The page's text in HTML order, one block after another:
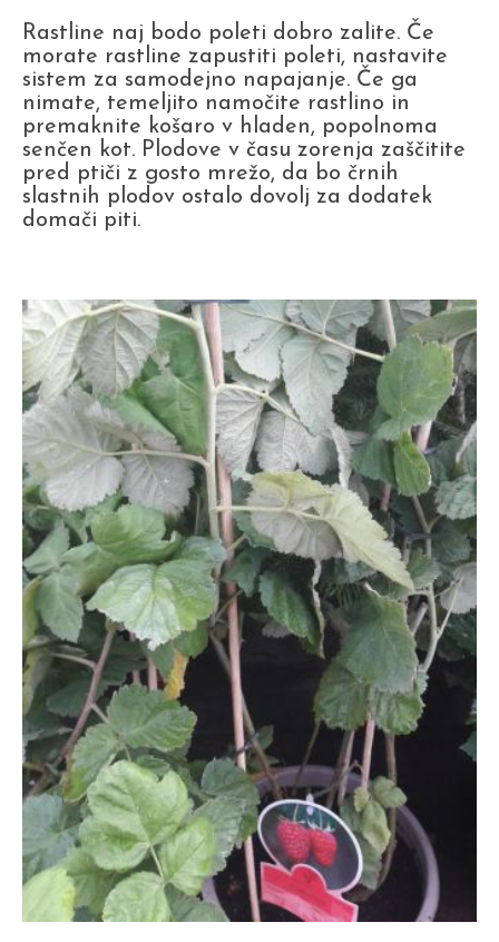
Rastline naj bodo poleti dobro zalite. Če
morate rastline zapustiti poleti, nastavite
sistem za samodejno napajanje. Če ga
nimate, temeljito namočite rastlino in
premaknite košaro v hladen, popolnoma
senčen kot. Plodove v času zorenja zaščitite
pred ptiči z gosto mrežo, da bo črnih
slastnih plodov ostalo dovolj za dodatek
domači piti.